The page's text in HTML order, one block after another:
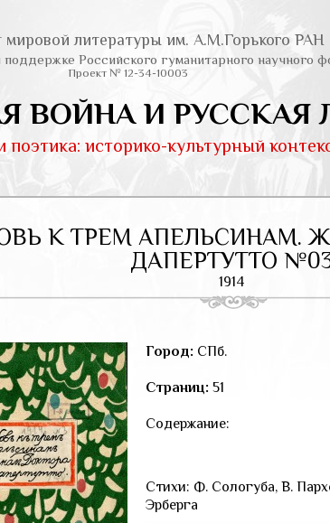
мировой литературы им. А.М.Горького РАН
Российского гуманитарного научного
Проект № 12-34-10003
ВОЙНА И РУССКАЯ
поэтика: историко-культурный
К ТРЕМ АПЕЛЬСИНАМ.
ДАПЕРТУТТО
1914
Город: СПб.
Страниц: 51
Содержание:
Стихи: Ф. Сологуба, В.
Эрберга